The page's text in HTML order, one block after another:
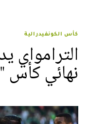
كأس الكونفيدرالية
الترامواي
نهائي كأس